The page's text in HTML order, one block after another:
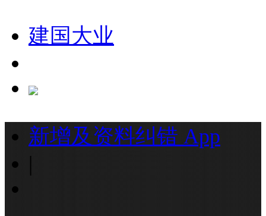
建国大业
新增及资料纠错 App
|